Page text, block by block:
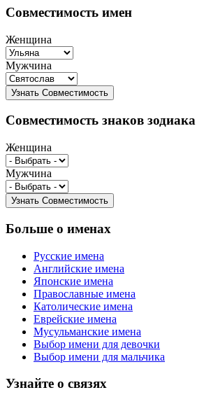
Совместимость имен
Женщина
Мужчина
Совместимость знаков зодиака
Женщина
Мужчина
Больше о именах
Русские имена
Английские имена
Японские имена
Православные имена
Католические имена
Еврейские имена
Мусульманские имена
Выбор имени для девочки
Выбор имени для мальчика
Узнайте о связях